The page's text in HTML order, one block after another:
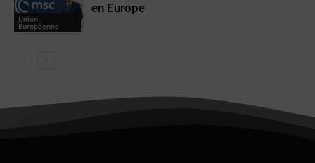
Union
Européenne
en Europe